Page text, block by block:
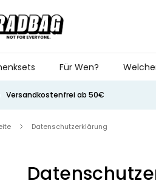
Für Wen?
Versandkostenfrei ab 50€
Datenschutzerklärung